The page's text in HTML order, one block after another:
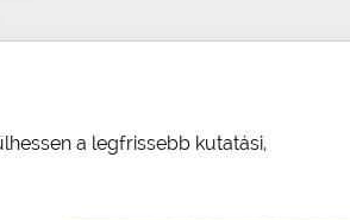
a legfrissebb kutatási,